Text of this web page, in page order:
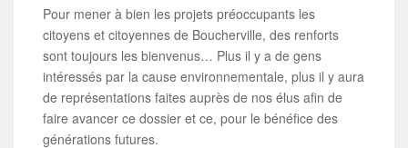
Pour mener à bien les projets préoccupants les
citoyens et citoyennes de Boucherville, des renforts
sont toujours les bienvenus… Plus il y a de gens
intéressés par la cause environnementale, plus il y aura
de représentations faites auprès de nos élus afin de
faire avancer ce dossier et ce, pour le bénéfice des
générations futures.